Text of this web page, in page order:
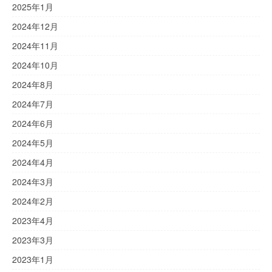
2025年1月
2024年12月
2024年11月
2024年10月
2024年8月
2024年7月
2024年6月
2024年5月
2024年4月
2024年3月
2024年2月
2023年4月
2023年3月
2023年1月